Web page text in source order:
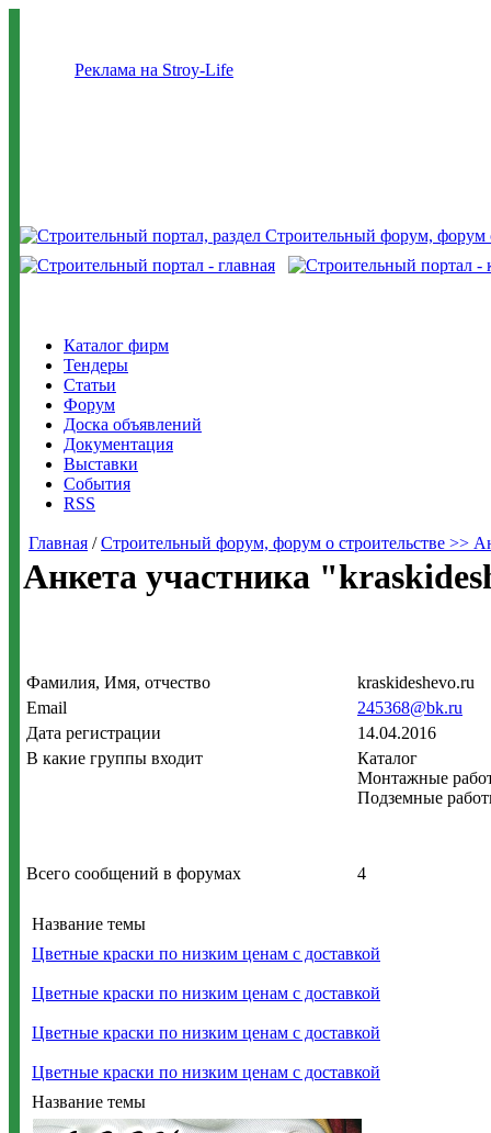
Реклама на Stroy-Life
Каталог фирм
Тендеры
Статьи
Форум
Доска объявлений
Документация
Выставки
События
RSS
Главная /Строительный форум, форум о строительстве >>
Анкета участника
Фамилия, Имя, отчество
kraskideshevo.ru
Email
245368@bk.ru
Дата регистрации
14.04.2016
В какие группы входит
Каталог
Монтажные
Подземные
Всего сообщений в форумах 4
Название темы
Цветные краски по низким ценам c доставкой
Цветные краски по низким ценам c доставкой
Цветные краски по низким ценам c доставкой
Цветные краски по низким ценам c доставкой
Название темы